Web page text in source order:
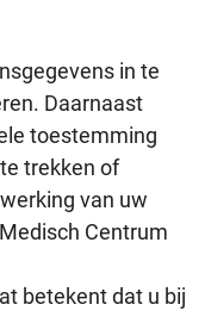
in te
Daarnaast
toestemming
trekken of
van uw
Centrum
betekent dat u bij